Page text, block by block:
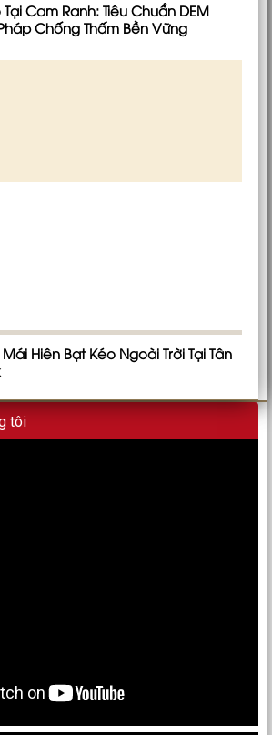
Cam Ranh: Tiêu Chuẩn DEM
Chống Thấm Bền Vững
Hiên Bạt Kéo Ngoài Trời Tại Tân
tôi